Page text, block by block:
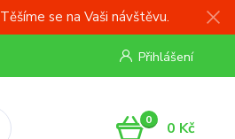
se na Vaši návštěvu.
Přihlášení
0 0 Kč